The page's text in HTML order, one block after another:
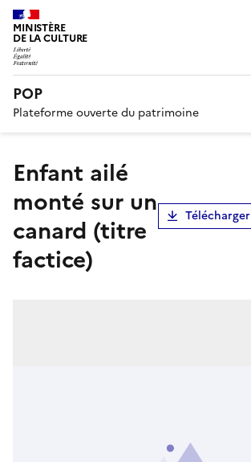
MINISTÈRE
DE LA CULTURE
POP
Plateforme ouverte du patrimoine
Enfant ailé
monté sur un
canard (titre
factice)
Télécharger